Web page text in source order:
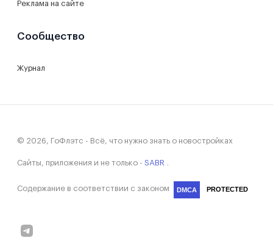
Реклама на сайте
Сообщество
Журнал
© 2026, ГоФлэтс - Всё, что нужно знать о новостройках
Сайты, приложения и не только - SABR
Содержание в соответствии с законом DMCA PROTECTED